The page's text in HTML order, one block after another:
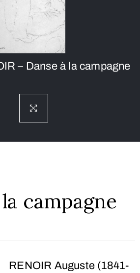
– Danse à la campagne
campagne
RENOIR Auguste (1841-